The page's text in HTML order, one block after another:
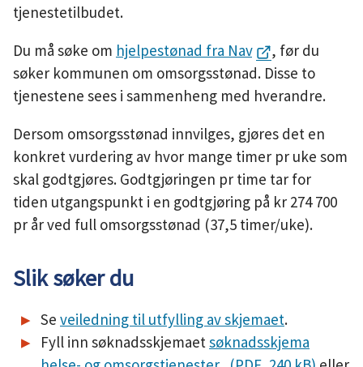
tjenestetilbudet.
Du må søke om hjelpestønad fra Nav
, før du
søker kommunen om omsorgsstønad. Disse to
tjenestene sees i sammenheng med hverandre.
Dersom omsorgsstønad innvilges, gjøres det en
konkret vurdering av hvor mange timer pr uke som
skal godtgjøres. Godtgjøringen pr time tar for
tiden utgangspunkt i en godtgjøring på kr 274 700
pr år ved full omsorgsstønad (37,5 timer/uke).
Slik søker du
Se veiledning til utfylling av skjemaet.
Fyll inn søknadsskjemaetsøknadsskjema